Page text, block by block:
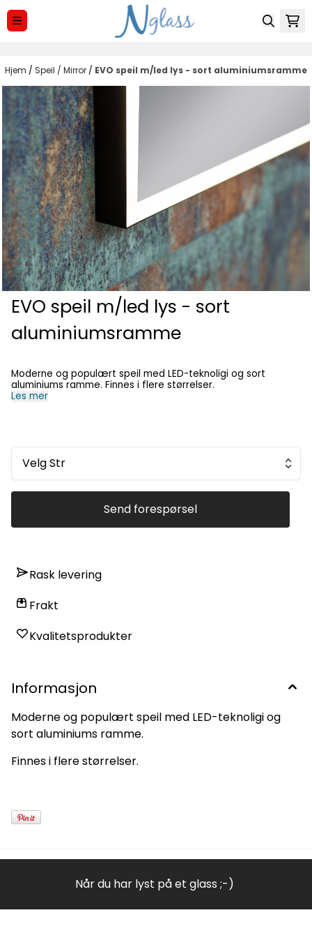
Hopp til innhold
Hjem / Speil / Mirror / EVO speil m/led lys - sort aluminiumsramme
EVO speil m/led lys - sort
aluminiumsramme
Moderne og populært speil med LED-teknoligi og sort
aluminiums ramme. Finnes i flere størrelser.
Les mer
Velg Str
Send forespørsel
Rask levering
Frakt
Kvalitetsprodukter
Informasjon
Moderne og populært speil med LED-teknoligi og
sort aluminiums ramme.
Finnes i flere størrelser.
Når du har lyst på et glass ;-)